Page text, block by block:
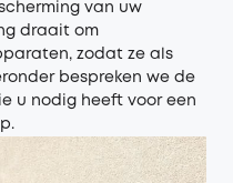
van uw
draait om
zodat ze als
bespreken we de
u nodig heeft voor een